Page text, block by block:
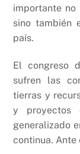
importante no
sino también
país.
El congreso
sufren las
tierras y
y proyectos
generalizado
continua. Ante